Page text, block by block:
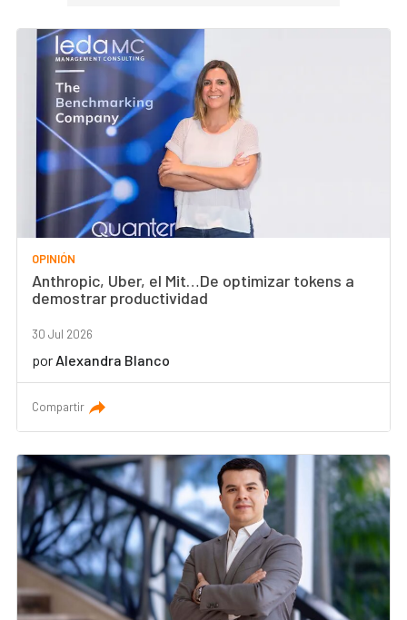
OPINIÓN
Anthropic, Uber, el Mit…De optimizar tokens a
demostrar productividad
30 Jul 2026
por Alexandra Blanco
Compartir